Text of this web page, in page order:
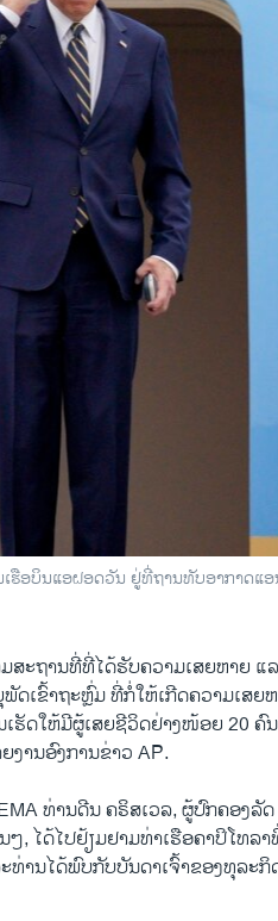
ຮືອບິນແອຝອດວັນ ຢູ່ທີ່ຖານທັບອາກາດ
ສະຖານທີ່ທີ່ໄດ້ຮັບຄວາມເສຍຫາຍ
ເຂົ້າ​ຖະ​ຫຼົ່ມ ທີ່ກໍ່ໃຫ້ເກີດຄວາມເສຍ
ຮັດໃຫ້ມີຜູ້ເສຍຊີວິດ​ຢ່າງ​ໜ້ອຍ 20
ງານອົງການຂ່າວ AP.
ທ່ານດີນ ຄຣິສເວລ, ຜູ້ປົກຄອງລັ
ໄດ້ໄປຢ້ຽມຢາມທ່າເຮືອຄາປິໂທລ
ທ່ານໄດ້ພົບກັບບັນດາເຈົ້າຂອງທຸລະ